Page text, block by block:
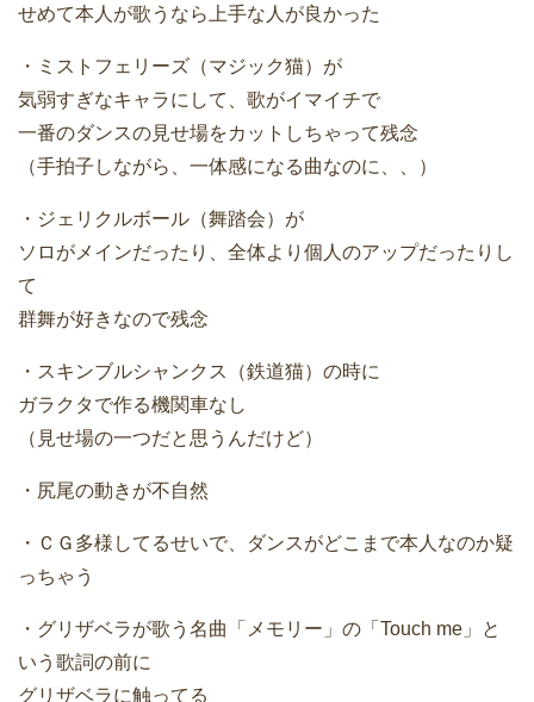
せめて本人が歌うなら上手な人が良かった
・ミストフェリーズ（マジック猫）が
気弱すぎなキャラにして、歌がイマイチで
一番のダンスの見せ場をカットしちゃって残念
（手拍子しながら、一体感になる曲なのに、、）
・ジェリクルボール（舞踏会）が
ソロがメインだったり、全体より個人のアップだったりし
て
群舞が好きなので残念
・スキンブルシャンクス（鉄道猫）の時に
ガラクタで作る機関車なし
（見せ場の一つだと思うんだけど）
・尻尾の動きが不自然
・ＣＧ多様してるせいで、ダンスがどこまで本人なのか疑
っちゃう
・グリザベラが歌う名曲「メモリー」の「Touch me」と
いう歌詞の前に
グリザベラに触ってる